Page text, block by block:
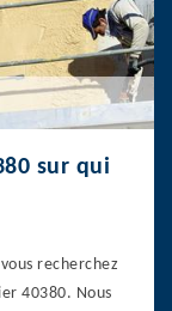
sur qui
recherchez
40380. Nous